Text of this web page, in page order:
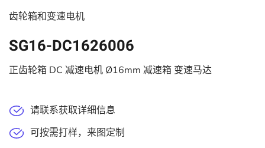
齿轮箱和变速电机
SG16-DC1626006
正齿轮箱 DC 减速电机 Ø16mm 减速箱 变速马达
请联系获取详细信息
可按需打样，来图定制